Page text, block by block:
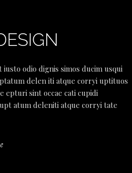
iusto odio dignis simos ducim usqui
delen iti atque corryi uptituos
epturi sint occae cati cupidi
atum deleniti atque corryi tate